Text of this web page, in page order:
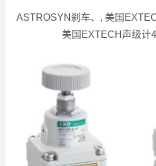
ASTROSYN刹车、, 美国
美国EXTECH声级计